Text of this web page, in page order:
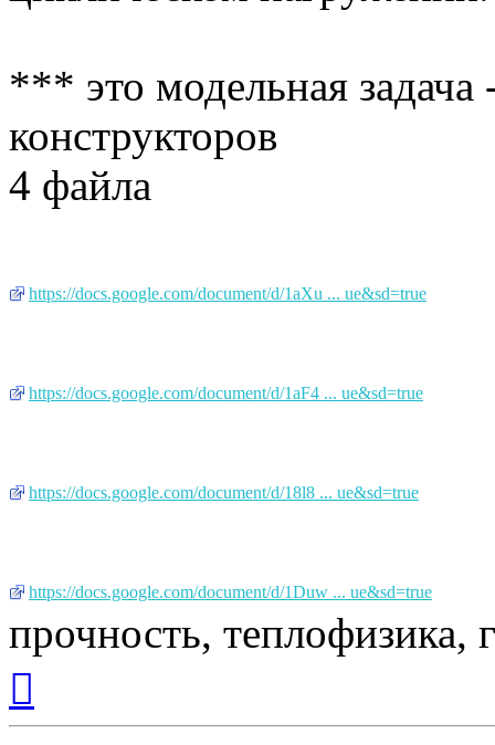
*** это модельная задача
конструкторов
4 файла
https://docs.google.com/document/d/1aXu ... ue&sd=true
https://docs.google.com/document/d/1aF4 ... ue&sd=true
https://docs.google.com/document/d/18l8 ... ue&sd=true
https://docs.google.com/document/d/1Duw ... ue&sd=true
прочность, теплофизика,
началу